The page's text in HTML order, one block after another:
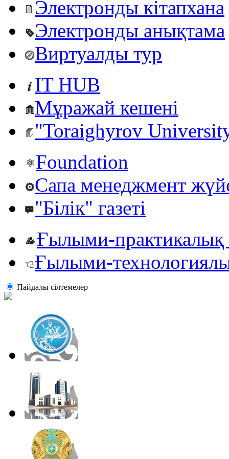
Электронды кітапхана
Электронды анықтама
Виртуалды тур
IT HUB
Мұражай кешені
"Toraighyrov
Foundation
Сапа менеджмент
"Білік" газеті
Ғылыми-практикалық
Ғылыми-
Пайдалы сiлтемелер